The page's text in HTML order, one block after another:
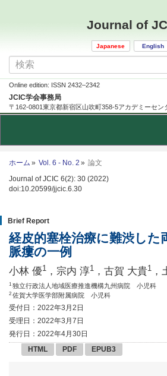
Journal of
Japanese English
Online edition: ISSN 2432–2342
JCIC学会事務局
〒162-0801東京都新宿区山吹町358-5アカデミーセン
ホーム Vol. 6 - No. 2
論文
Journal of JCIC 6(2): 30 (2022)
doi:10.20599/jjcic.6.30
Brief Report
経皮的塞栓治療に難渋した
脈瘻の一例
小林 優1 ，宗内 淳1 ，古賀 大貴1 ，
1 独立行政法人地域医療推進機構九州病院 小児科
2 佐賀大学医学部附属病院 小児科
受付日：2022年3月2日
受理日：2022年3月7日
発行日：2022年4月30日
HTML
PDF EPUB3